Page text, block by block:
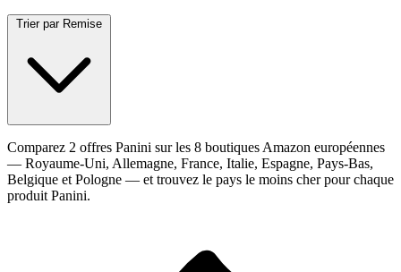
Trier par Remise
Comparez 2 offres Panini sur les 8 boutiques Amazon européennes
— Royaume-Uni, Allemagne, France, Italie, Espagne, Pays-Bas,
Belgique et Pologne — et trouvez le pays le moins cher pour chaque
produit Panini.